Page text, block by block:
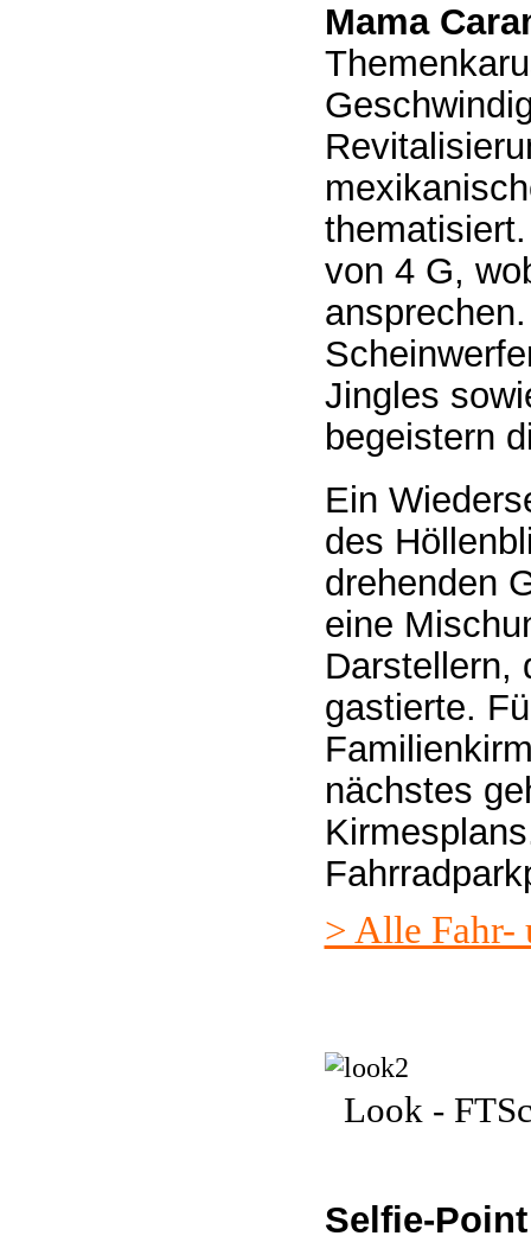
Mama
von 4 G,
Jingles
begeistern
Ein
des
drehenden
eine
Darstellern,
gastierte.
nächstes
> Alle Fahr-
Look -
Selfie-Point